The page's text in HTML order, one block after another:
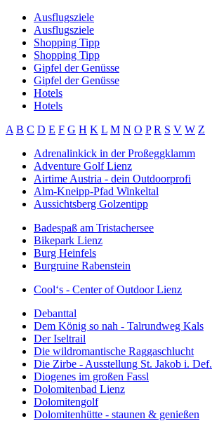
Ausflugsziele
Ausflugsziele
Shopping Tipp
Shopping Tipp
Gipfel der Genüsse
Gipfel der Genüsse
Hotels
Hotels
A B C D E F G H K L M N O P R S V W Z
Adrenalinkick in der Proßeggklamm
Adventure Golf Lienz
Airtime Austria - dein Outdoorprofi
Alm-Kneipp-Pfad Winkeltal
Aussichtsberg Golzentipp
Badespaß am Tristachersee
Bikepark Lienz
Burg Heinfels
Burgruine Rabenstein
Cool‘s - Center of Outdoor Lienz
Debanttal
Dem König so nah - Talrundweg Kals
Der Iseltrail
Die wildromantische Raggaschlucht
Die Zirbe - Ausstellung St. Jakob i. Def.
Diogenes im großen Fassl
Dolomitenbad Lienz
Dolomitengolf
Dolomitenhütte - staunen & genießen